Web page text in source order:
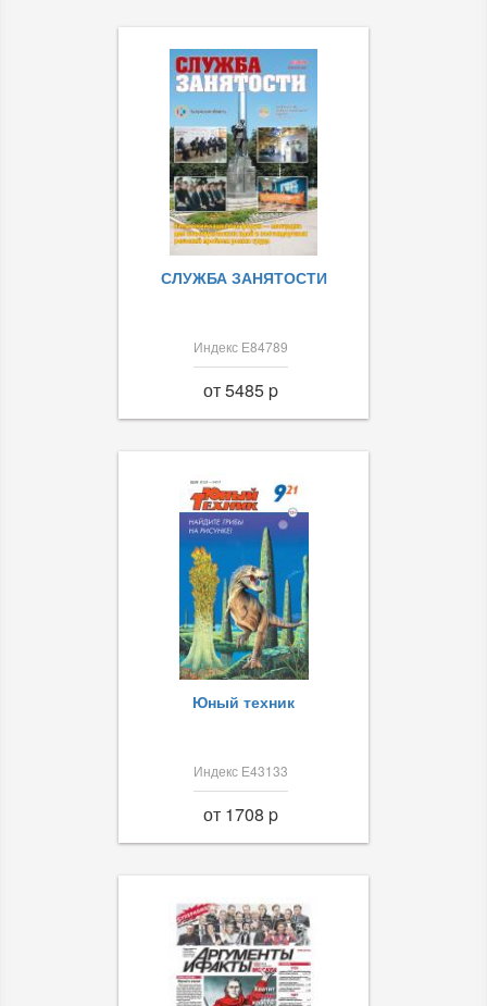
СЛУЖБА ЗАНЯТОСТИ
Индекс Е84789
от 5485 p
Юный техник
Индекс Е43133
от 1708 p